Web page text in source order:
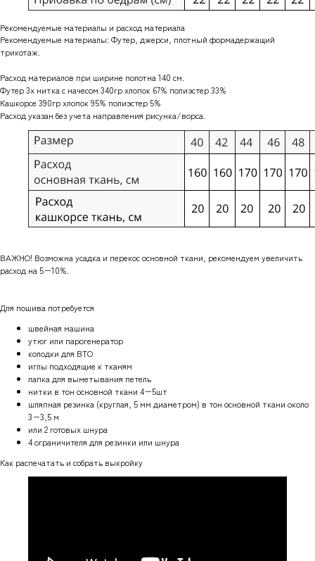
Рекомендуемые материалы и расход материала
Рекомендуемые материалы: Футер, джерси, плотный формадержащий
трикотаж.
Расход материалов при ширине полотна 140 см.
Футер 3х нитка с начесом 340гр хлопок 67% полиэстер 33%
Кашкорсе 390гр хлопок 95% полиэстер 5%
Расход указан без учета направления рисунка/ворса.
ВАЖНО! Возможна усадка и перекос основной ткани, рекомендуем увеличить
расход на 5−10%.
Для пошива потребуется
швейная машина
утюг или парогенератор
колодки для ВТО
иглы подходящие к тканям
лапка для выметывания петель
нитки в тон основной ткани 4−5шт
шляпная резинка (круглая, 5 мм диаметром) в тон основной ткани около
3−3,5 м
или 2 готовых шнура
4 ограничителя для резинки или шнура
Как распечатать и собрать выкройку